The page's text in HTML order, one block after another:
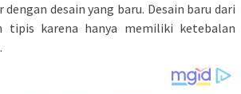
dengan desain yang baru. Desain baru dari
tipis karena hanya memiliki ketebalan